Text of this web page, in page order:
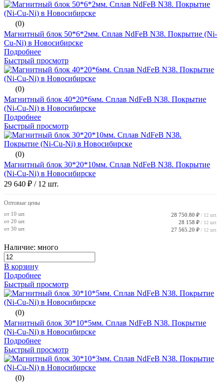
(0)
Магнитный блок 50*6*2мм. Сплав NdFeB N38. Покрытие (Ni-
Cu-Ni) в Новосибирске
Подробнее
Быстрый просмотр
(0)
Магнитный блок 40*20*6мм. Сплав NdFeB N38. Покрытие
(Ni-Cu-Ni) в Новосибирске
Подробнее
Быстрый просмотр
(0)
Магнитный блок 30*20*10мм. Сплав NdFeB N38. Покрытие
(Ni-Cu-Ni) в Новосибирске
29 640 ₽ / 12 шт.
Оптовые цены
от 10 шт. 28 750.80 ₽ / 12 шт.
от 20 шт. 28 158 ₽ / 12 шт.
от 30 шт. 27 565.20 ₽ / 12 шт.
Наличие: много
В корзину
Подробнее
Быстрый просмотр
(0)
Магнитный блок 30*10*5мм. Сплав NdFeB N38. Покрытие
(Ni-Cu-Ni) в Новосибирске
Подробнее
Быстрый просмотр
(0)